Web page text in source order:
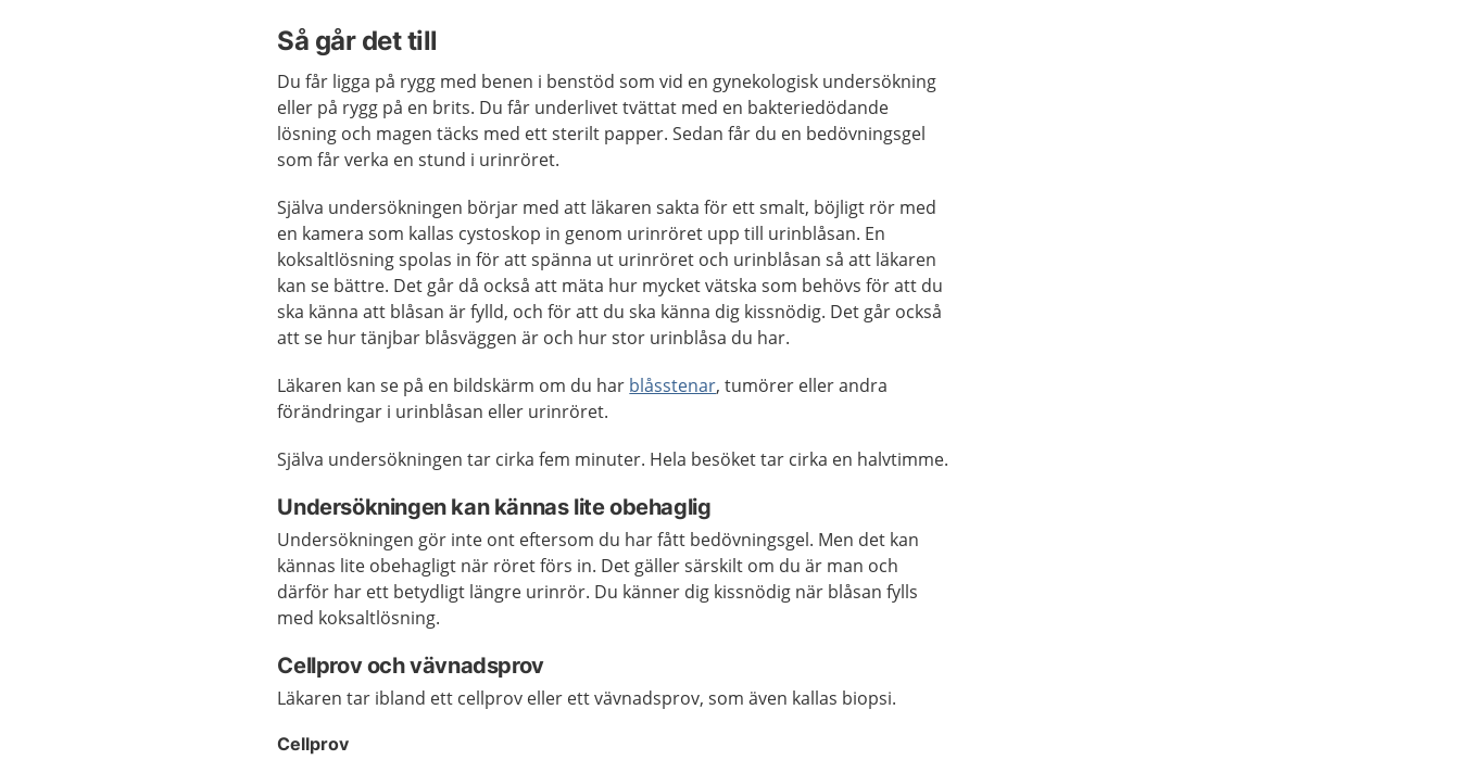
Så går det till
Du får ligga på rygg med benen i benstöd som vid en gynekologisk undersökning
eller på rygg på en brits. Du får underlivet tvättat med en bakteriedödande
lösning och magen täcks med ett sterilt papper. Sedan får du en bedövningsgel
som får verka en stund i urinröret.
Själva undersökningen börjar med att läkaren sakta för ett smalt, böjligt rör med
en kamera som kallas cystoskop in genom urinröret upp till urinblåsan. En
koksaltlösning spolas in för att spänna ut urinröret och urinblåsan så att läkaren
kan se bättre. Det går då också att mäta hur mycket vätska som behövs för att du
ska känna att blåsan är fylld, och för att du ska känna dig kissnödig. Det går också
att se hur tänjbar blåsväggen är och hur stor urinblåsa du har.
Läkaren kan se på en bildskärm om du har blåsstenar, tumörer eller andra
förändringar i urinblåsan eller urinröret.
Själva undersökningen tar cirka fem minuter. Hela besöket tar cirka en halvtimme.
Undersökningen kan kännas lite obehaglig
Undersökningen gör inte ont eftersom du har fått bedövningsgel. Men det kan
kännas lite obehagligt när röret förs in. Det gäller särskilt om du är man och
därför har ett betydligt längre urinrör. Du känner dig kissnödig när blåsan fylls
med koksaltlösning.
Cellprov och vävnadsprov
Läkaren tar ibland ett cellprov eller ett vävnadsprov, som även kallas biopsi.
Cellprov